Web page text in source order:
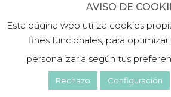
©2019 PLATEA
Politica de privacidad|
AVISO DE
Esta página web utiliza cookies
fines funcionales, para
personalizarla según tus
Rechazo Configuración